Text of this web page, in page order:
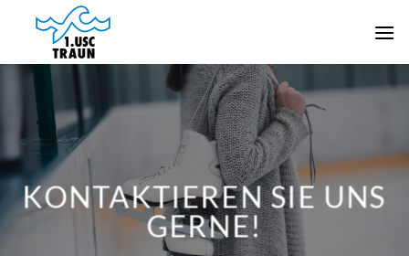
Inhalt
springen
KONTAKTIEREN SIE UNS
GERNE!